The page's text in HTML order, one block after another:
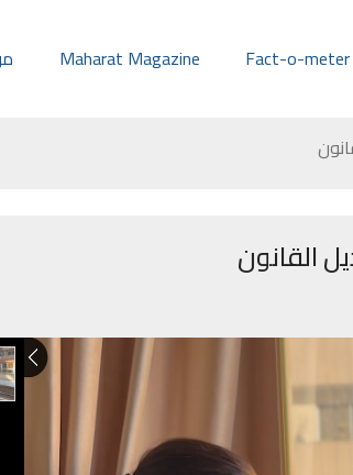
Fact-o-meter
Maharat Magazine
القانون